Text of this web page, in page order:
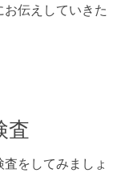
伝えしていきた
査
をしてみましょ